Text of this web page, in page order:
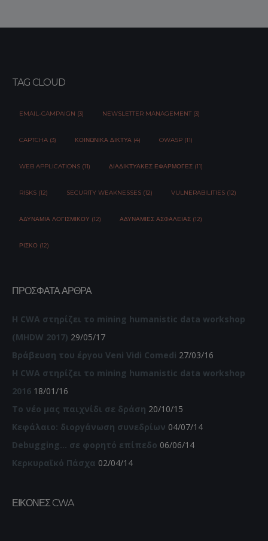
TAG CLOUD
EMAIL-CAMPAIGN (3) NEWSLETTER MANAGEMENT (3)
CAPTCHA (3) ΚΟΙΝΩΝΙΚΆ ΔΊΚΤΥΑ (4) OWASP (11)
WEB APPLICATIONS (11) ΔΙΑΔΙΚΤΥΑΚΈΣ ΕΦΑΡΜΟΓΈΣ (11)
RISKS (12) SECURITY WEAKNESSES (12) VULNERABILITIES (12)
ΑΔΥΝΑΜΊΑ ΛΟΓΙΣΜΙΚΟΎ (12) ΑΔΥΝΑΜΊΕΣ ΑΣΦΆΛΕΙΑΣ (12)
ΡΊΣΚΟ (12)
ΠΡΌΣΦΑΤΑ ΆΡΘΡΑ
Η CWA στηρίζει το mining humanistic data workshop
(MHDW 2017) 29/05/17
Βράβευση του έργου Veni Vidi Comedi 27/03/16
Η CWA στηρίζει το mining humanistic data workshop
2016 18/01/16
Το νέο μας παιχνίδι σε δράση 20/10/15
Κεφάλαιο: διοργάνωση συνεδρίων 04/07/14
Debugging… σε φορητό επίπεδο 06/06/14
Κερκυραϊκό Πάσχα 02/04/14
ΕΙΚΌΝΕΣ CWA